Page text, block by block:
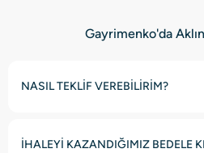
Gayrimenko'da
NASIL TEKLİF VEREBİLİRİM?
İHALEYİ KAZANDIĞIMIZ BEDELE